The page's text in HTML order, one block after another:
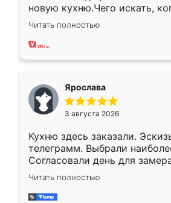
новую кухню.Чего искать,
вполне довольна. Служит
два года, нареканий нет.
Читать полностью
Ярослава
3 августа 2026
Кухню здесь заказали.
телеграмм. Выбрали
Согласовали день для
недели кухня была уже
довольны работой. Спасибо
мебель за качественную
Читать полностью